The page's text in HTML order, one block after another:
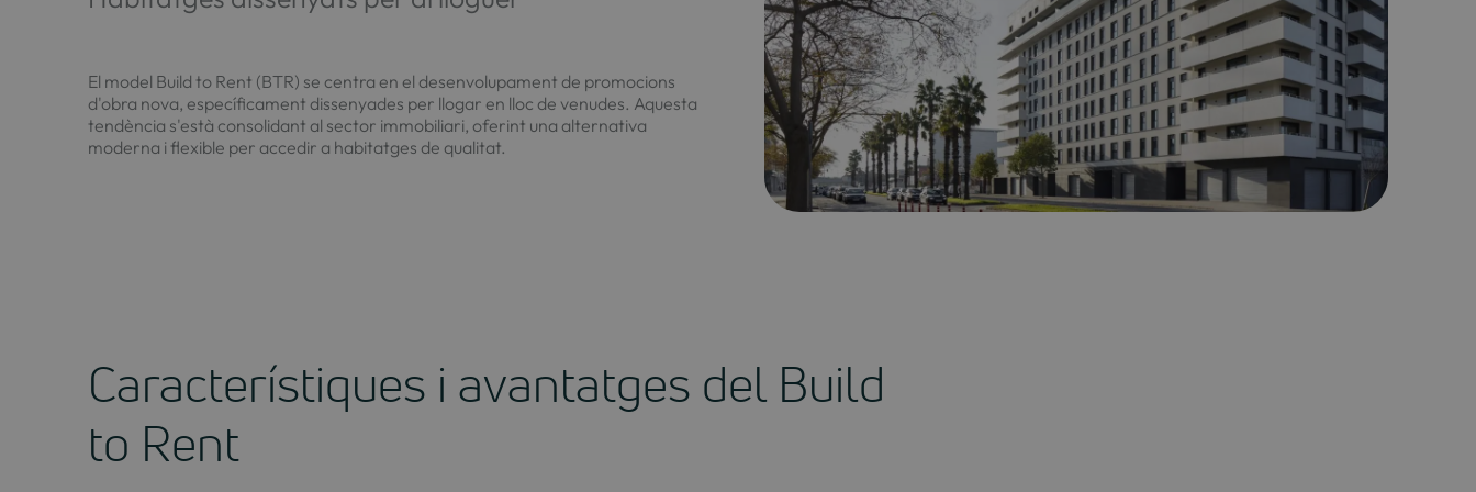
El model Build to Rent (BTR) se centra en el desenvolupament de promocions
d'obra nova, específicament dissenyades per llogar en lloc de venudes. Aquesta
tendència s'està consolidant al sector immobiliari, oferint una alternativa
moderna i flexible per accedir a habitatges de qualitat.
Característiques i avantatges del Build
to Rent